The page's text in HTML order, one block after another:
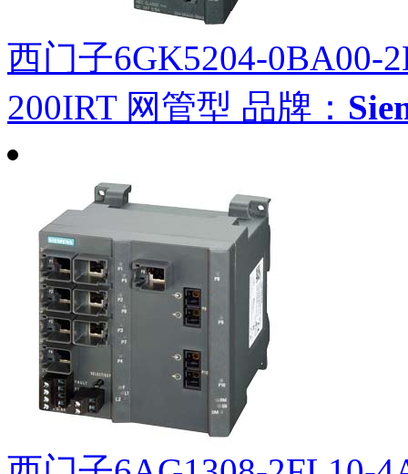
西门子6GK5204-0BA00-
200IRT 网管型 品牌：